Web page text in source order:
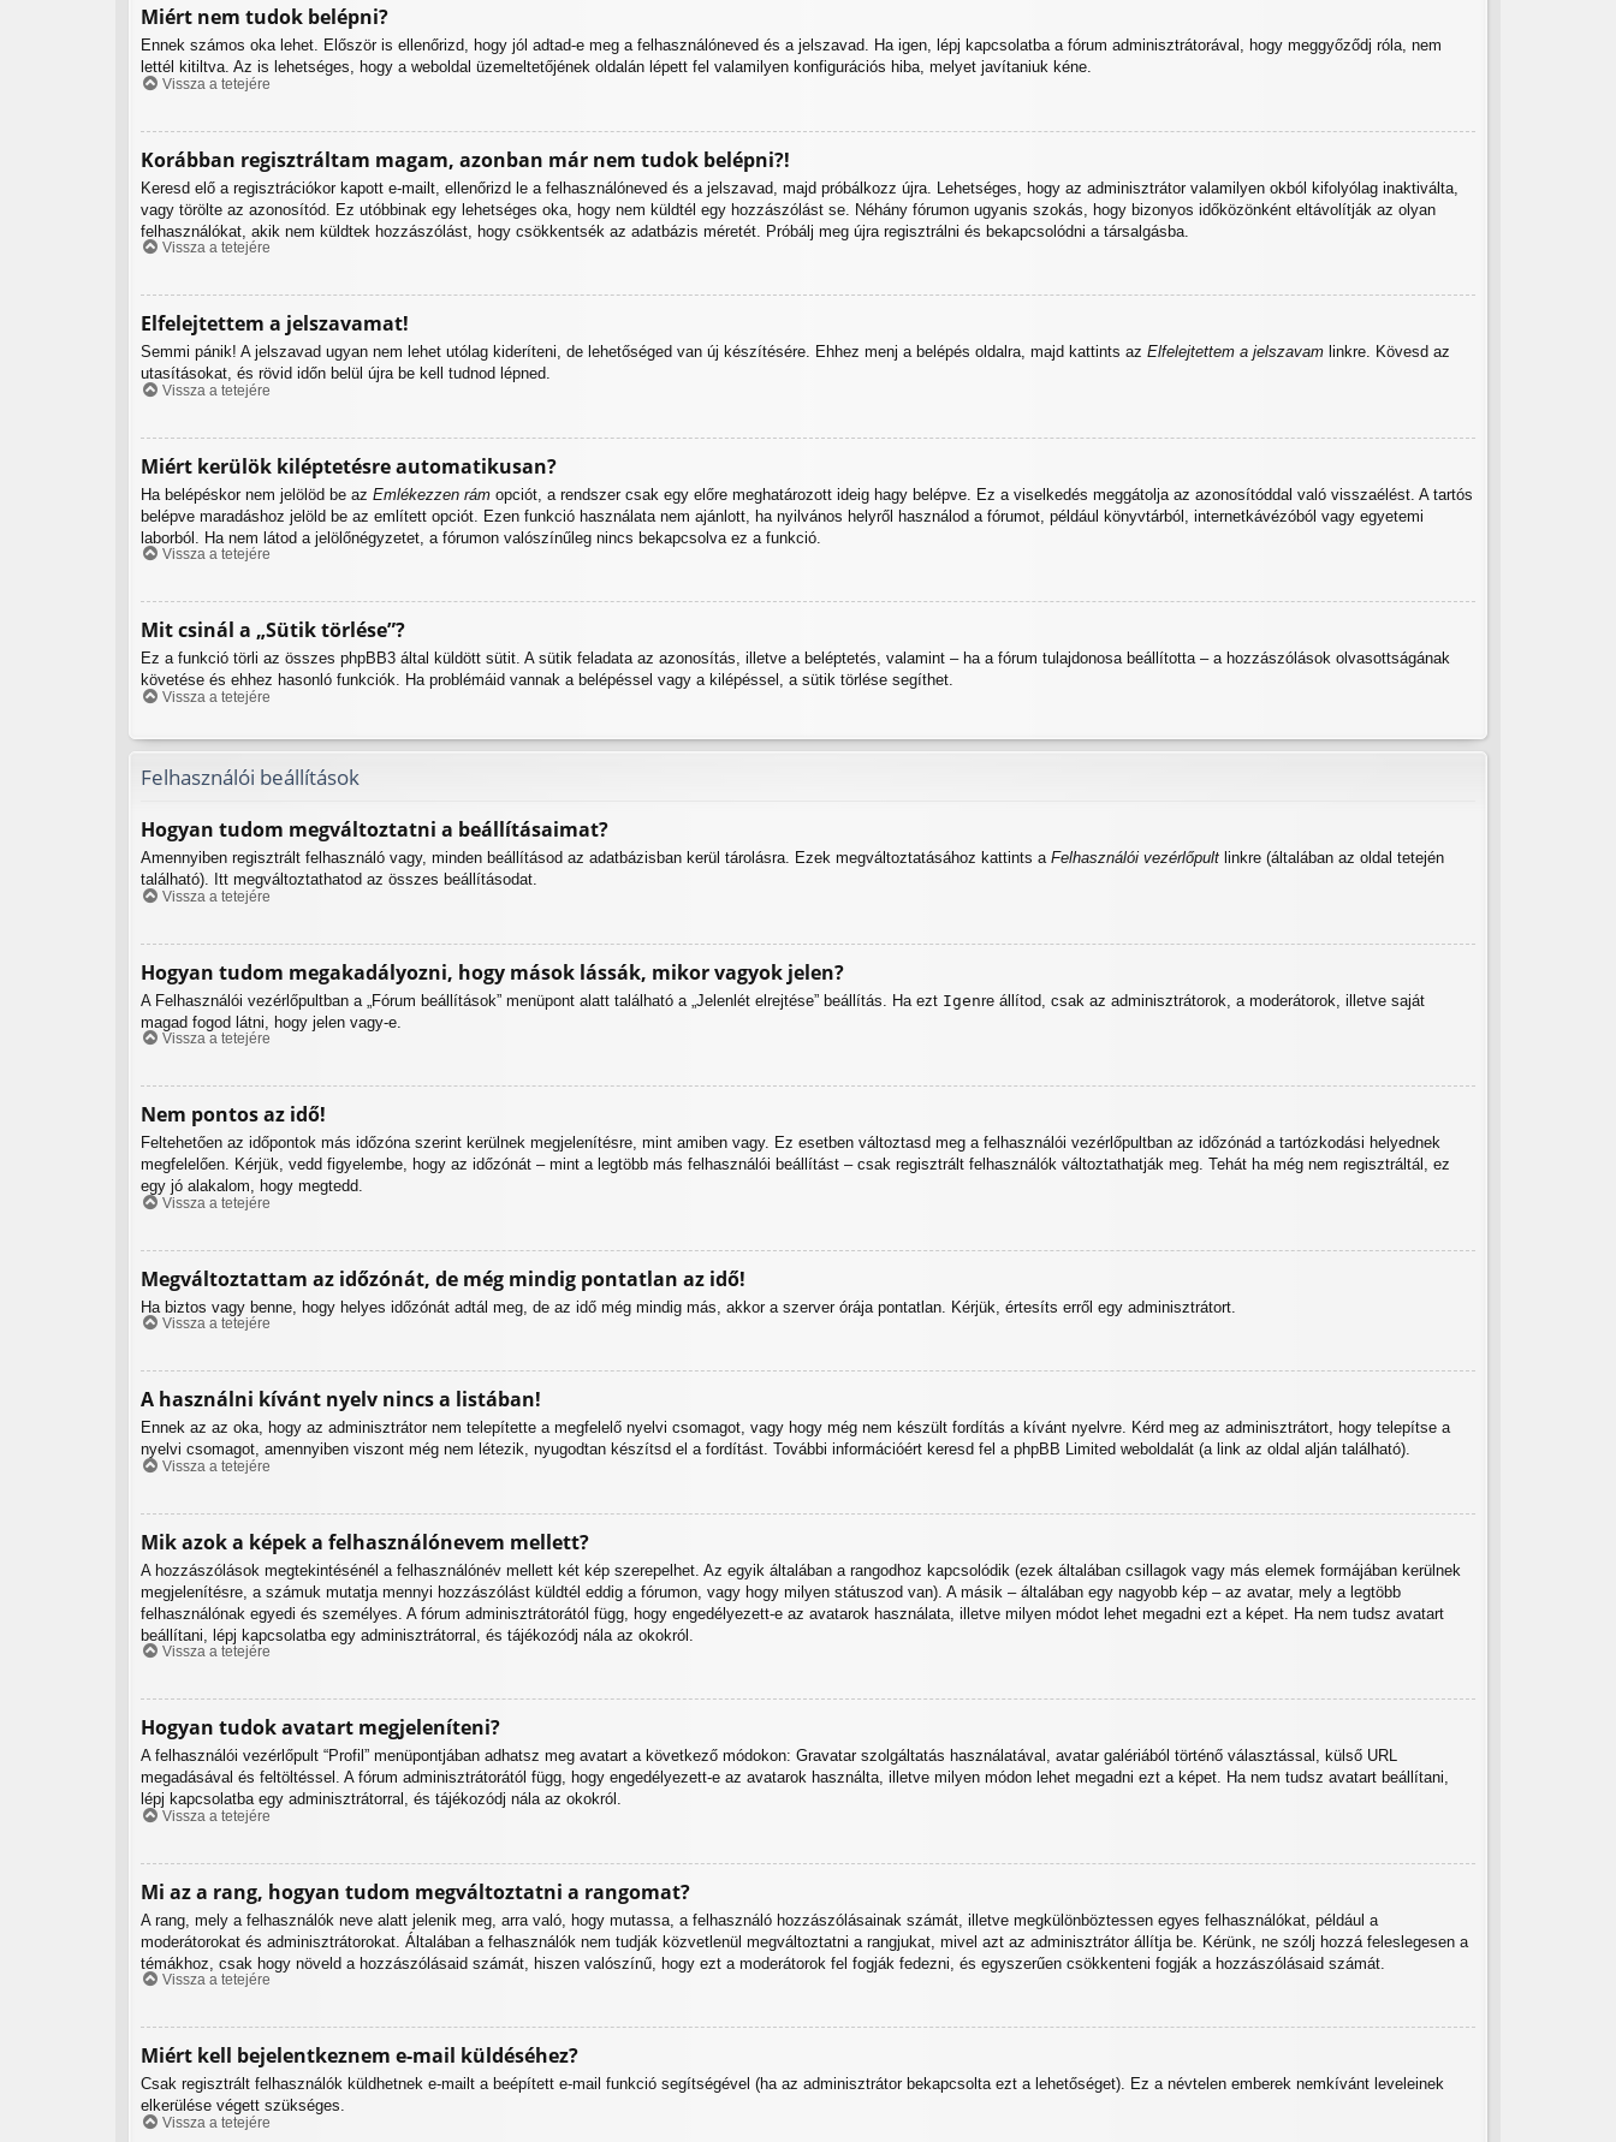
Miért nem tudok belépni?
Ennek számos oka lehet. Először is ellenőrizd, hogy jól adtad-e meg a felhasználóneved és a jelszavad. Ha igen, lépj kapcsolatba a fórum adminisztrátorával, hogy meggyőződj róla, nem
lettél kitiltva. Az is lehetséges, hogy a weboldal üzemeltetőjének oldalán lépett fel valamilyen konfigurációs hiba, melyet javítaniuk kéne.
Vissza a tetejére
Korábban regisztráltam magam, azonban már nem tudok belépni?!
Keresd elő a regisztrációkor kapott e-mailt, ellenőrizd le a felhasználóneved és a jelszavad, majd próbálkozz újra. Lehetséges, hogy az adminisztrátor valamilyen okból kifolyólag inaktiválta,
vagy törölte az azonosítód. Ez utóbbinak egy lehetséges oka, hogy nem küldtél egy hozzászólást se. Néhány fórumon ugyanis szokás, hogy bizonyos időközönként eltávolítják az olyan
felhasználókat, akik nem küldtek hozzászólást, hogy csökkentsék az adatbázis méretét. Próbálj meg újra regisztrálni és bekapcsolódni a társalgásba.
Vissza a tetejére
Elfelejtettem a jelszavamat!
Semmi pánik! A jelszavad ugyan nem lehet utólag kideríteni, de lehetőséged van új készítésére. Ehhez menj a belépés oldalra, majd kattints az Elfelejtettem a jelszavam linkre. Kövesd az
utasításokat, és rövid időn belül újra be kell tudnod lépned.
Vissza a tetejére
Miért kerülök kiléptetésre automatikusan?
Ha belépéskor nem jelölöd be az Emlékezzen rám opciót, a rendszer csak egy előre meghatározott ideig hagy belépve. Ez a viselkedés meggátolja az azonosítóddal való visszaélést. A tartós
belépve maradáshoz jelöld be az említett opciót. Ezen funkció használata nem ajánlott, ha nyilvános helyről használod a fórumot, például könyvtárból, internetkávézóból vagy egyetemi
laborból. Ha nem látod a jelölőnégyzetet, a fórumon valószínűleg nincs bekapcsolva ez a funkció.
Vissza a tetejére
Mit csinál a „Sütik törlése”?
Ez a funkció törli az összes phpBB3 által küldött sütit. A sütik feladata az azonosítás, illetve a beléptetés, valamint – ha a fórum tulajdonosa beállította – a hozzászólások olvasottságának
követése és ehhez hasonló funkciók. Ha problémáid vannak a belépéssel vagy a kilépéssel, a sütik törlése segíthet.
Vissza a tetejére
Felhasználói beállítások
Hogyan tudom megváltoztatni a beállításaimat?
Amennyiben regisztrált felhasználó vagy, minden beállításod az adatbázisban kerül tárolásra. Ezek megváltoztatásához kattints a Felhasználói vezérlőpult linkre (általában az oldal tetején
található). Itt megváltoztathatod az összes beállításodat.
Vissza a tetejére
Hogyan tudom megakadályozni, hogy mások lássák, mikor vagyok jelen?
A Felhasználói vezérlőpultban a „Fórum beállítások” menüpont alatt található a „Jelenlét elrejtése” beállítás. Ha ezt Igenre állítod, csak az adminisztrátorok, a moderátorok, illetve saját
magad fogod látni, hogy jelen vagy-e.
Vissza a tetejére
Nem pontos az idő!
Feltehetően az időpontok más időzóna szerint kerülnek megjelenítésre, mint amiben vagy. Ez esetben változtasd meg a felhasználói vezérlőpultban az időzónád a tartózkodási helyednek
megfelelően. Kérjük, vedd figyelembe, hogy az időzónát – mint a legtöbb más felhasználói beállítást – csak regisztrált felhasználók változtathatják meg. Tehát ha még nem regisztráltál, ez
egy jó alakalom, hogy megtedd.
Vissza a tetejére
Megváltoztattam az időzónát, de még mindig pontatlan az idő!
Ha biztos vagy benne, hogy helyes időzónát adtál meg, de az idő még mindig más, akkor a szerver órája pontatlan. Kérjük, értesíts erről egy adminisztrátort.
Vissza a tetejére
A használni kívánt nyelv nincs a listában!
Ennek az az oka, hogy az adminisztrátor nem telepítette a megfelelő nyelvi csomagot, vagy hogy még nem készült fordítás a kívánt nyelvre. Kérd meg az adminisztrátort, hogy telepítse a
nyelvi csomagot, amennyiben viszont még nem létezik, nyugodtan készítsd el a fordítást. További információért keresd fel a phpBB Limited weboldalát (a link az oldal alján található).
Vissza a tetejére
Mik azok a képek a felhasználónevem mellett?
A hozzászólások megtekintésénél a felhasználónév mellett két kép szerepelhet. Az egyik általában a rangodhoz kapcsolódik (ezek általában csillagok vagy más elemek formájában kerülnek
megjelenítésre, a számuk mutatja mennyi hozzászólást küldtél eddig a fórumon, vagy hogy milyen státuszod van). A másik – általában egy nagyobb kép – az avatar, mely a legtöbb
felhasználónak egyedi és személyes. A fórum adminisztrátorától függ, hogy engedélyezett-e az avatarok használata, illetve milyen módot lehet megadni ezt a képet. Ha nem tudsz avatart
beállítani, lépj kapcsolatba egy adminisztrátorral, és tájékozódj nála az okokról.
Vissza a tetejére
Hogyan tudok avatart megjeleníteni?
A felhasználói vezérlőpult “Profil” menüpontjában adhatsz meg avatart a következő módokon: Gravatar szolgáltatás használatával, avatar galériából történő választással, külső URL
megadásával és feltöltéssel. A fórum adminisztrátorától függ, hogy engedélyezett-e az avatarok használta, illetve milyen módon lehet megadni ezt a képet. Ha nem tudsz avatart beállítani,
lépj kapcsolatba egy adminisztrátorral, és tájékozódj nála az okokról.
Vissza a tetejére
Mi az a rang, hogyan tudom megváltoztatni a rangomat?
A rang, mely a felhasználók neve alatt jelenik meg, arra való, hogy mutassa, a felhasználó hozzászólásainak számát, illetve megkülönböztessen egyes felhasználókat, például a
moderátorokat és adminisztrátorokat. Általában a felhasználók nem tudják közvetlenül megváltoztatni a rangjukat, mivel azt az adminisztrátor állítja be. Kérünk, ne szólj hozzá feleslegesen a
témákhoz, csak hogy növeld a hozzászólásaid számát, hiszen valószínű, hogy ezt a moderátorok fel fogják fedezni, és egyszerűen csökkenteni fogják a hozzászólásaid számát.
Vissza a tetejére
Miért kell bejelentkeznem e-mail küldéséhez?
Csak regisztrált felhasználók küldhetnek e-mailt a beépített e-mail funkció segítségével (ha az adminisztrátor bekapcsolta ezt a lehetőséget). Ez a névtelen emberek nemkívánt leveleinek
elkerülése végett szükséges.
Vissza a tetejére